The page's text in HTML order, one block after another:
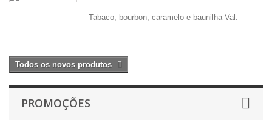
Tabaco, bourbon, caramelo e baunilha Val.
Todos os novos produtos
PROMOÇÕES